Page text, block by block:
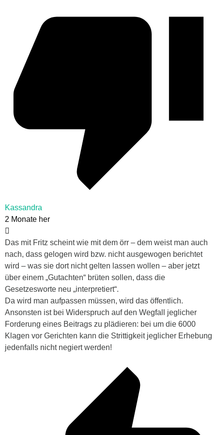
Kassandra
2 Monate her
Das mit Fritz scheint wie mit dem örr – dem weist man auch
nach, dass gelogen wird bzw. nicht ausgewogen berichtet
wird – was sie dort nicht gelten lassen wollen – aber jetzt
über einem „Gutachten“ brüten sollen, dass die
Gesetzesworte neu „interpretiert“.
Da wird man aufpassen müssen, wird das öffentlich.
Ansonsten ist bei Widerspruch auf den Wegfall jeglicher
Forderung eines Beitrags zu plädieren: bei um die 6000
Klagen vor Gerichten kann die Strittigkeit jeglicher Erhebung
jedenfalls nicht negiert werden!